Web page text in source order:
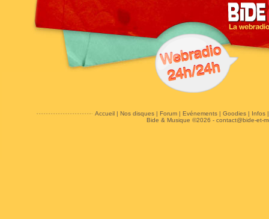
Accueil| Nos disques| Forum| Evénements| Goodies| Infos
Bide & Musique ©2026 - contact@bide-et-